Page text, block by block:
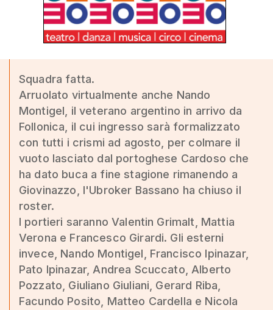
Squadra fatta.
Arruolato virtualmente anche Nando
Montigel, il veterano argentino in arrivo da
Follonica, il cui ingresso sarà formalizzato
con tutti i crismi ad agosto, per colmare il
vuoto lasciato dal portoghese Cardoso che
ha dato buca a fine stagione rimanendo a
Giovinazzo, l'Ubroker Bassano ha chiuso il
roster.
I portieri saranno Valentin Grimalt, Mattia
Verona e Francesco Girardi. Gli esterni
invece, Nando Montigel, Francisco Ipinazar,
Pato Ipinazar, Andrea Scuccato, Alberto
Pozzato, Giuliano Giuliani, Gerard Riba,
Facundo Posito, Matteo Cardella e Nicola